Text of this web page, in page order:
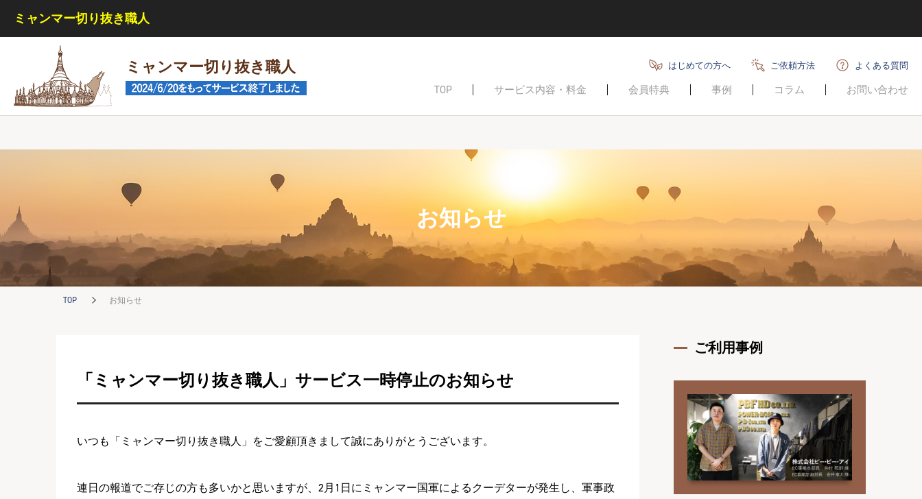
このサイトは機能実現/改善のためにCookieを利用します。
承諾して閉じる
ミャンマー切り抜き職人
ミャンマー切り抜き職人 はじめての方へ ご依頼方法 よくある質問
TOP サービス内容・料金 会員特典 事例 コラム お問い合わせ
お知らせ
TOP お知らせ
「ミャンマー切り抜き職人」サービス一時停止のお知らせ
いつも「ミャンマー切り抜き職人」をご愛顧頂きまして誠にありがとうございます。
連日の報道でご存じの方も多いかと思いますが、2月1日にミャンマー国軍によるクーデターが発生し、軍事政
ご利用事例